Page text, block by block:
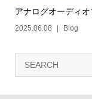
アナログオーディ
2025.06.08 Blog